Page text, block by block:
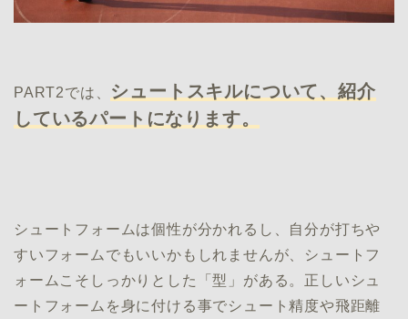
PART2では、 シュートスキルについて、紹介
しているパートになります。
シュートフォームは個性が分かれるし、自分が打ちや
すいフォームでもいいかもしれませんが、シュートフ
ォームこそしっかりとした「型」がある。正しいシュ
ートフォームを身に付ける事でシュート精度や飛距離